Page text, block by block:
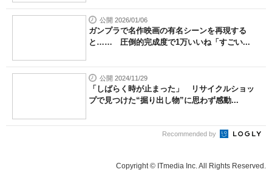
公開 2026/01/06
ガンプラで名作映画の有名シーンを再現する
と…… 圧倒的完成度で1万いいね「すごい...
公開 2024/11/29
「しばらく時が止まった」 リサイクルショッ
プで見つけた“掘り出し物”に思わず感動...
Recommended by
Copyright © ITmedia Inc. All Rights Reserved.